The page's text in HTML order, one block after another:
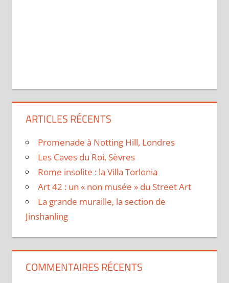
ARTICLES RÉCENTS
Promenade à Notting Hill, Londres
Les Caves du Roi, Sèvres
Rome insolite : la Villa Torlonia
Art 42 : un « non musée » du Street Art
La grande muraille, la section de
Jinshanling
COMMENTAIRES RÉCENTS